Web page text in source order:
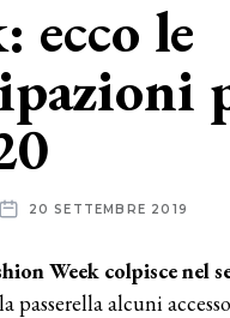
ecco le
20 SETTEMBRE 2019
Week colpisce nel
passerella alcuni